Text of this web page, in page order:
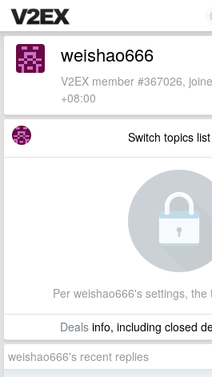
weishao666
V2EX member #367026,
+08:00
Switch topics list
Per weishao666's settings, the
Dealsinfo, including closed
weishao666's recent replies